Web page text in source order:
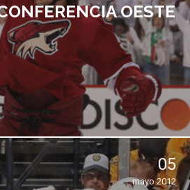
OESTE
05
mayo 2012